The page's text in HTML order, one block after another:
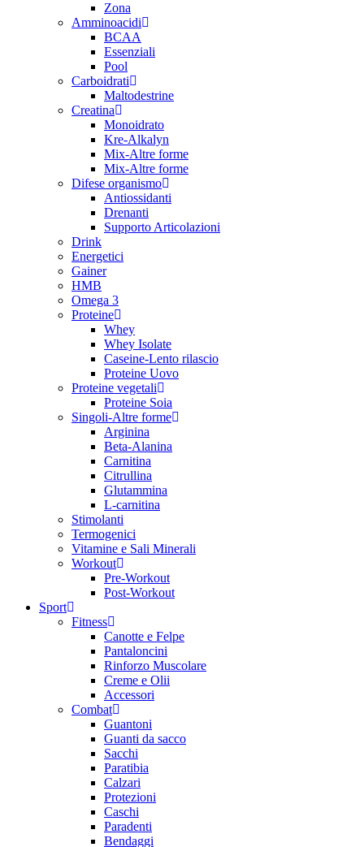
Zona
Amminoacidi
BCAA
Essenziali
Pool
Carboidrati
Maltodestrine
Creatina
Monoidrato
Kre-Alkalyn
Mix-Altre forme
Mix-Altre forme
Difese organismo
Antiossidanti
Drenanti
Supporto Articolazioni
Drink
Energetici
Gainer
HMB
Omega 3
Proteine
Whey
Whey Isolate
Caseine-Lento rilascio
Proteine Uovo
Proteine vegetali
Proteine Soia
Singoli-Altre forme
Arginina
Beta-Alanina
Carnitina
Citrullina
Glutammina
L-carnitina
Stimolanti
Termogenici
Vitamine e Sali Minerali
Workout
Pre-Workout
Post-Workout
Sport
Fitness
Canotte e Felpe
Pantaloncini
Rinforzo Muscolare
Creme e Olii
Accessori
Combat
Guantoni
Guanti da sacco
Sacchi
Paratibia
Calzari
Protezioni
Caschi
Paradenti
Bendaggi